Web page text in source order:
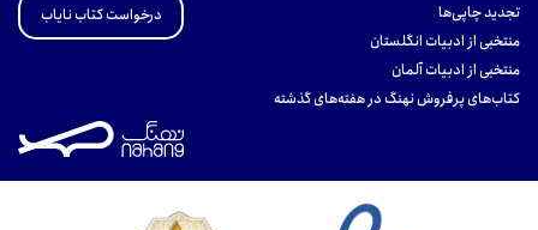
تجدید چاپی‌ها
منتخبی از ادبیات انگلستان
منتخبی از ادبیات آلمان
کتاب‌های پرفروش نهنگ در هفته‌های گذشته
درخواست کتاب نایاب